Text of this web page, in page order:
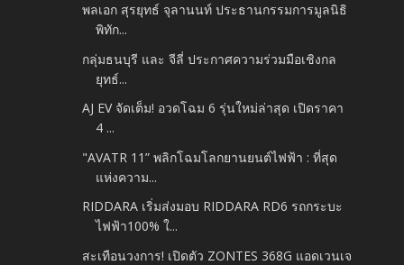
พลเอก สุรยุทธ์ จุลานนท์ ประธานกรรมการมูลนิธิ
พิทัก...
กลุ่มธนบุรี และ จีลี่ ประกาศความร่วมมือเชิงกล
ยุทธ์...
AJ EV จัดเต็ม! อวดโฉม 6 รุ่นใหม่ล่าสุด เปิดราคา
4 ...
"AVATR 11” พลิกโฉมโลกยานยนต์ไฟฟ้า : ที่สุด
แห่งความ...
RIDDARA เริ่มส่งมอบ RIDDARA RD6 รถกระบะ
ไฟฟ้า100% ใ...
สะเทือนวงการ! เปิดตัว ZONTES 368G แอดเวนเจ